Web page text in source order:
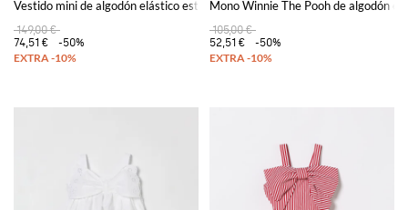
Vestido mini de algodón elástico estampado
149,00 €
74,51 €
-50%
Mono Winnie The Pooh de algodón
105,00 €
52,51 €
-50%